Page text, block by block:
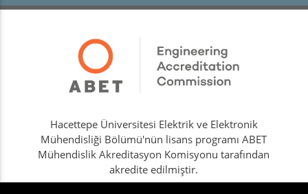
Hacettepe Üniversitesi Elektrik ve Elektronik
Mühendisliği Bölümü'nün lisans programı ABET
Mühendislik Akreditasyon Komisyonu tarafından
akredite edilmiştir.